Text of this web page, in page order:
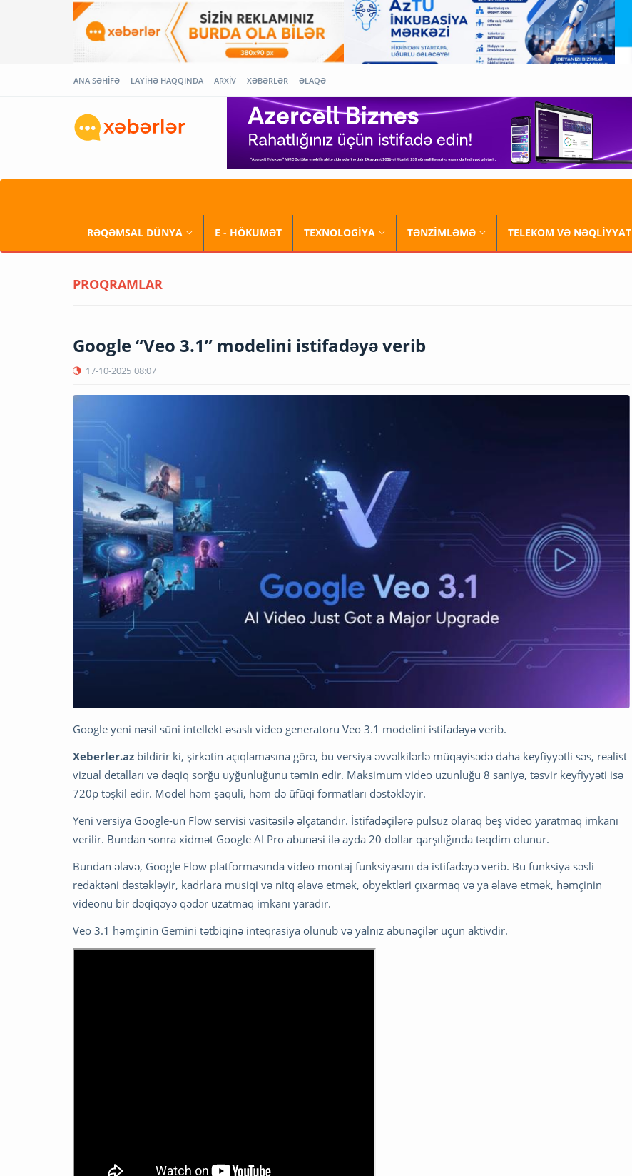
ANA SƏHİFƏ LAYİHƏ HAQQINDA ARXİV XƏBƏRLƏR ƏLAQƏ
RƏQƏMSAL DÜNYA E - HÖKUMƏT TEXNOLOGİYA TƏNZİMLƏMƏ TELEKOM VƏ NƏQLİYYAT
PROQRAMLAR
Google “Veo 3.1” modelini istifadəyə verib
17-10-2025 08:07
Google yeni nəsil süni intellekt əsaslı video generatoru Veo 3.1 modelini istifadəyə verib.
Xeberler.az bildirir ki, şirkətin açıqlamasına görə, bu versiya əvvəlkilərlə müqayisədə daha keyfiyyətli səs, realist
vizual detalları və dəqiq sorğu uyğunluğunu təmin edir. Maksimum video uzunluğu 8 saniyə, təsvir keyfiyyəti isə
720p təşkil edir. Model həm şaquli, həm də üfüqi formatları dəstəkləyir.
Yeni versiya Google-un Flow servisi vasitəsilə əlçatandır. İstifadəçilərə pulsuz olaraq beş video yaratmaq imkanı
verilir. Bundan sonra xidmət Google AI Pro abunəsi ilə ayda 20 dollar qarşılığında təqdim olunur.
Bundan əlavə, Google Flow platformasında video montaj funksiyasını da istifadəyə verib. Bu funksiya səsli
redaktəni dəstəkləyir, kadrlara musiqi və nitq əlavə etmək, obyektləri çıxarmaq və ya əlavə etmək, həmçinin
videonu bir dəqiqəyə qədər uzatmaq imkanı yaradır.
Veo 3.1 həmçinin Gemini tətbiqinə inteqrasiya olunub və yalnız abunəçilər üçün aktivdir.